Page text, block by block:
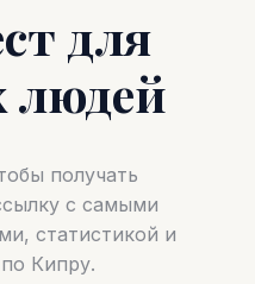
для
людей
получать
с самыми
статистикой и
Кипру.